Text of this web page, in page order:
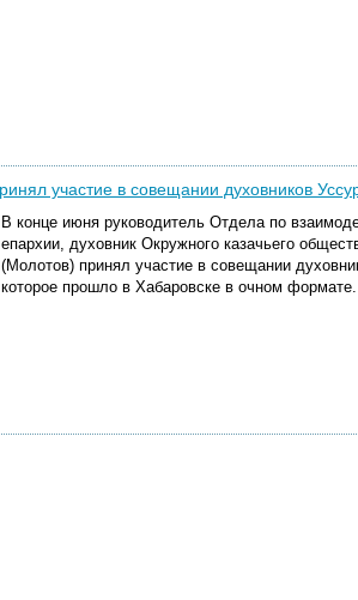
участие в совещании духовников
В конце июня руководитель Отдела по
епархии, духовник Окружного казачьего
(Молотов) принял участие в совещании
которое прошло в Хабаровске в очном формате.